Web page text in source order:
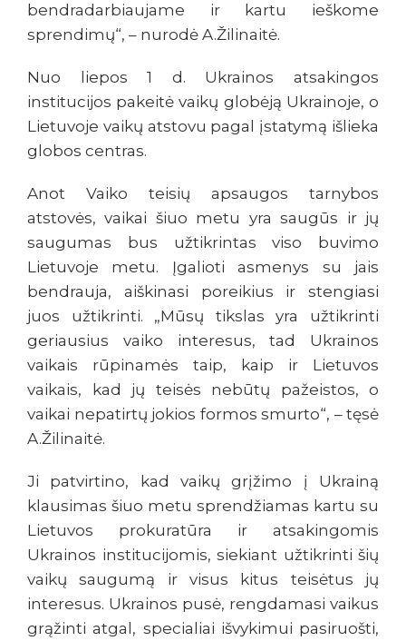
bendradarbiaujame ir kartu ieškome
sprendimų“, – nurodė A.Žilinaitė.
Nuo liepos 1 d. Ukrainos atsakingos
institucijos pakeitė vaikų globėją Ukrainoje, o
Lietuvoje vaikų atstovu pagal įstatymą išlieka
globos centras.
Anot Vaiko teisių apsaugos tarnybos
atstovės, vaikai šiuo metu yra saugūs ir jų
saugumas bus užtikrintas viso buvimo
Lietuvoje metu. Įgalioti asmenys su jais
bendrauja, aiškinasi poreikius ir stengiasi
juos užtikrinti. „Mūsų tikslas yra užtikrinti
geriausius vaiko interesus, tad Ukrainos
vaikais rūpinamės taip, kaip ir Lietuvos
vaikais, kad jų teisės nebūtų pažeistos, o
vaikai nepatirtų jokios formos smurto“, – tęsė
A.Žilinaitė.
Ji patvirtino, kad vaikų grįžimo į Ukrainą
klausimas šiuo metu sprendžiamas kartu su
Lietuvos prokuratūra ir atsakingomis
Ukrainos institucijomis, siekiant užtikrinti šių
vaikų saugumą ir visus kitus teisėtus jų
interesus. Ukrainos pusė, rengdamasi vaikus
grąžinti atgal, specialiai išvykimui pasiruošti,